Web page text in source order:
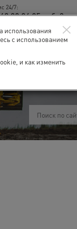
24/7:
90 94 95 доб. 2
События
×
использования
с использованием
и как изменить